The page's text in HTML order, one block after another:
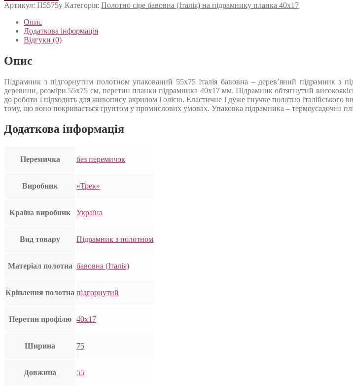
Артикул: П5575у Категорія: Полотно сіре бавовна (Італія) на підрамнику планка 40х17
Опис
Додаткова інформація
Відгуки (0)
Опис
Підрамник з підгорнутим полотном упакований 55х75 Італія бавовна – дерев’яний підрамник з
деревини, розміри 55х75 см, перетин планки підрамника 40х17 мм. Підрамник обтягнутий
до роботи і підходить для живопису акрилом і олією. Еластичне і дуже гнучке полотно
тому, що воно покривається ґрунтом у промислових умовах. Упаковка підрамника – термоусадочна
Додаткова інформація
Перемичка без перемичок
Виробник «Трек»
Країна виробник Україна
Вид товару Підрамник з полотном
Матеріал полотна бавовна (Італія)
Кріплення полотна підгорнутий
Перетин профілю 40х17
Ширина 75
Довжина 55